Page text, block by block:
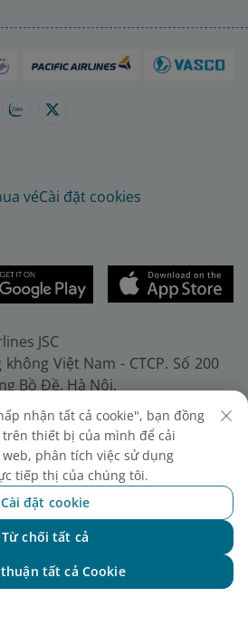
véCài đặt cookies
JSC
Việt Nam - CTCP. Số 200
Bồ Đề, Hà Nội.
38272289. Fax: (+84-24)
ký doanh nghiệp, mã số
đăng ký lần đầu ngày
ký thay đổi lần thứ 10 ngày
Tài chính Thành phố Hà Nội.
nhận tất cả cookie", bạn đồng
thiết bị của mình để cải
phân tích việc sử dụng
tiếp thị của chúng tôi.
Cài đặt cookie
Từ chối tất cả
tất cả Cookie